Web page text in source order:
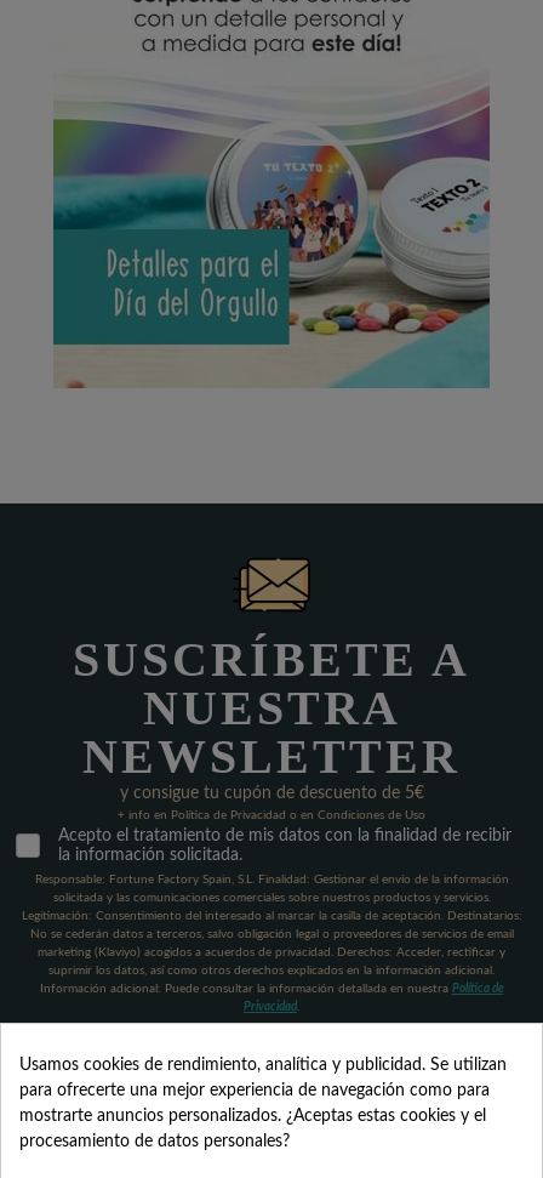
SUSCRÍBETE A
NUESTRA
NEWSLETTER
y consigue tu cupón de descuento de 5€
+ info en Política de Privacidad o en Condiciones de Uso
Acepto el tratamiento de mis datos con la finalidad de recibir
la información solicitada.
Responsable: Fortune Factory Spain, S.L. Finalidad: Gestionar el envío de la información
solicitada y las comunicaciones comerciales sobre nuestros productos y servicios.
Legitimación: Consentimiento del interesado al marcar la casilla de aceptación. Destinatarios:
No se cederán datos a terceros, salvo obligación legal o proveedores de servicios de email
marketing (Klaviyo) acogidos a acuerdos de privacidad. Derechos: Acceder, rectificar y
suprimir los datos, así como otros derechos explicados en la información adicional.
Información adicional: Puede consultar la información detallada en nuestra Política de
Privacidad.
Usamos cookies de rendimiento, analítica y publicidad. Se utilizan
para ofrecerte una mejor experiencia de navegación como para
mostrarte anuncios personalizados. ¿Aceptas estas cookies y el
procesamiento de datos personales?